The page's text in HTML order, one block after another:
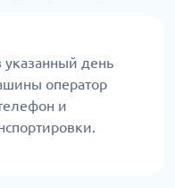
указанный день
оператор
и